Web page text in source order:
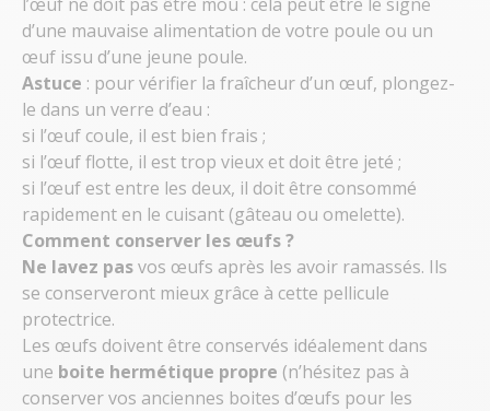
d’une mauvaise alimentation de votre poule ou un
œuf issu d’une jeune poule.
Astuce : pour vérifier la fraîcheur d’un œuf, plongez-
le dans un verre d’eau :
si l’œuf coule, il est bien frais ;
si l’œuf flotte, il est trop vieux et doit être jeté ;
si l’œuf est entre les deux, il doit être consommé
rapidement en le cuisant (gâteau ou omelette).
Comment conserver les œufs ?
Ne lavez pasvos œufs après les avoir ramassés. Ils
se conserveront mieux grâce à cette pellicule
protectrice.
Les œufs doivent être conservés idéalement dans
une boite hermétique propre (n’hésitez pas à
conserver vos anciennes boites d’œufs pour les